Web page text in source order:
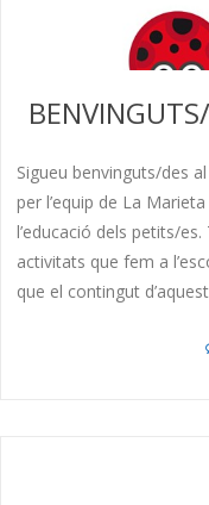
Sigueu benvinguts/des
per l’equip de La
l’educació dels petits/
activitats que fem a
que el contingut